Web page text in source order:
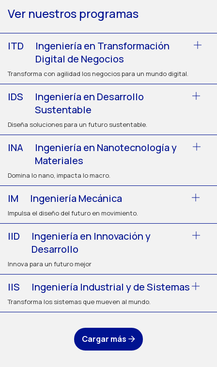
Ver nuestros programas
ITD
Ingeniería en Transformación
Digital de Negocios
Transforma con agilidad los negocios para un mundo digital.
IDS
Ingeniería en Desarrollo
Sustentable
Diseña soluciones para un futuro sustentable.
INA
Ingeniería en Nanotecnología y
Materiales
Domina lo nano, impacta lo macro.
IM Ingeniería Mecánica
Impulsa el diseño del futuro en movimiento.
IID
Ingeniería en Innovación y
Desarrollo
Innova para un futuro mejor
IIS Ingeniería Industrial y de Sistemas
Transforma los sistemas que mueven al mundo.
Cargar más